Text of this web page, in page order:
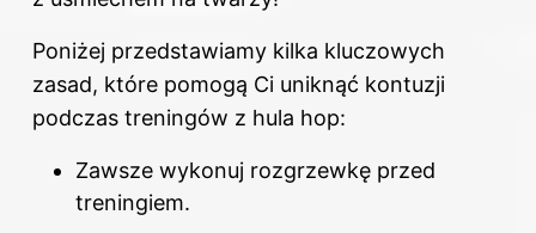
Poniżej przedstawiamy kilka kluczowych
zasad, które pomogą Ci uniknąć kontuzji
podczas treningów z hula hop:
Zawsze wykonuj rozgrzewkę przed
treningiem.